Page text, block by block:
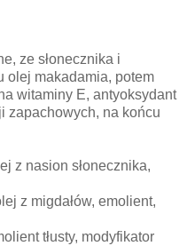
ze słonecznika i
olej makadamia, potem
witaminy E, antyoksydant
zapachowych, na końcu
z nasion słonecznika,
z migdałów, emolient,
tłusty, modyfikator